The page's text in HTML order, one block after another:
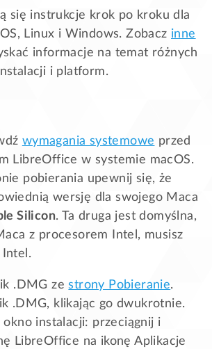
się instrukcje krok po kroku dla
Linux i Windows. Zobacz inne
informacje na temat różnych
i platform.
wymagania systemowe przed
LibreOffice w systemie macOS.
pobierania upewnij się, że
wersję dla swojego Maca
Silicon. Ta druga jest domyślna,
z procesorem Intel, musisz
.DMG zestrony Pobieranie.
.DMG, klikając go dwukrotnie.
okno instalacji: przeciągnij i
LibreOffice na ikonę Aplikacje